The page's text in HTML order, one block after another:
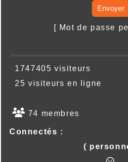
Envoyer
[ Mot de passe
1747405 visiteurs
25 visiteurs en ligne
74 membres
Connectés :
(